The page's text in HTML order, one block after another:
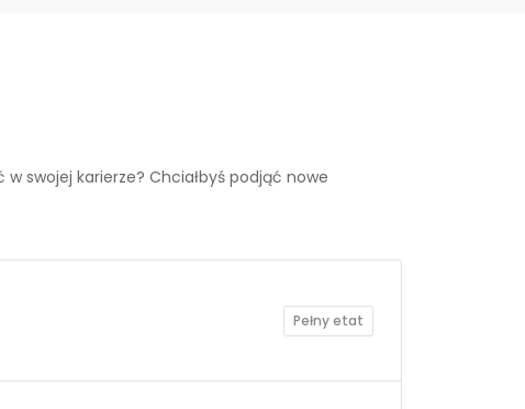
swojej karierze? Chciałbyś podjąć nowe
Pełny etat